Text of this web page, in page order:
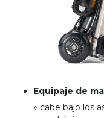
Equipaje de
» cabe bajo los